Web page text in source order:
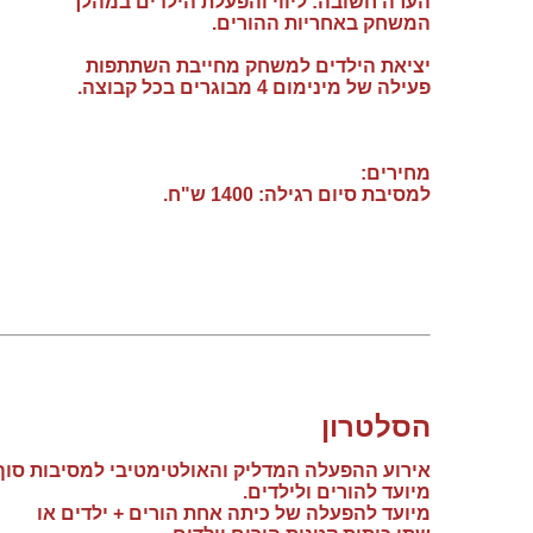
המשחק באחריות ההורים.
יציאת הילדים למשחק מחייבת השתתפות
פעילה של מינימום 4 מבוגרים בכל קבוצה.
מחירים:
למסיבת סיום רגילה: 1400 ש"ח.
הסלטרון
אירוע ההפעלה המדליק והאולטימטיבי למסיבות
מיועד להורים ולילדים.
מיועד להפעלה של כיתה אחת הורים + ילדים או